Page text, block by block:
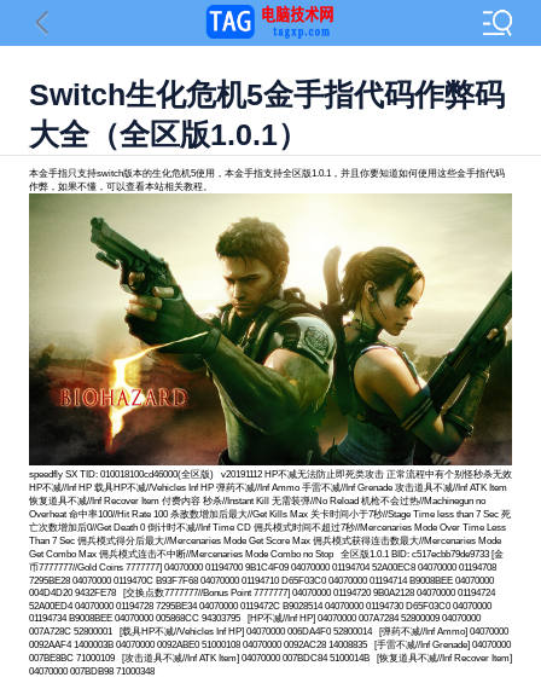
Switch生化危机5金手指代码作弊码
大全（全区版1.0.1）
本金手指只支持switch版本的生化危机5使用，本金手指支持全区版1.0.1，并且你要知道如何使用这些金手指代码
作弊，如果不懂，可以查看本站相关教程。
speedfly SX TID: 010018100cd46000(全区版) v20191112 HP不减无法防止即死类攻击 正常流程中有个别怪秒杀无效
HP不减//Inf HP 载具HP不减//Vehicles Inf HP 弹药不减//Inf Ammo 手雷不减//Inf Grenade 攻击道具不减//Inf ATK Item
恢复道具不减//Inf Recover Item 付费内容 秒杀//Instant Kill 无需装弹//No Reload 机枪不会过热//Machinegun no
Overheat 命中率100//Hit Rate 100 杀敌数增加后最大//Get Kills Max 关卡时间小于7秒//Stage Time less than 7 Sec 死
亡次数增加后0//Get Death 0 倒计时不减//Inf Time CD 佣兵模式时间不超过7秒//Mercenaries Mode Over Time Less
Than 7 Sec 佣兵模式得分后最大//Mercenaries Mode Get Score Max 佣兵模式获得连击数最大//Mercenaries Mode
Get Combo Max 佣兵模式连击不中断//Mercenaries Mode Combo no Stop 全区版1.0.1 BID: c517ecbb79de9733 [金
币7777777//Gold Coins 7777777] 04070000 01194700 9B1C4F09 04070000 01194704 52A00EC8 04070000 01194708
7295BE28 04070000 0119470C B93F7F68 04070000 01194710 D65F03C0 04070000 01194714 B9008BEE 04070000
004D4D20 9432FE78 [交换点数7777777//Bonus Point 7777777] 04070000 01194720 9B0A2128 04070000 01194724
52A00ED4 04070000 01194728 7295BE34 04070000 0119472C B9028514 04070000 01194730 D65F03C0 04070000
01194734 B9008BEE 04070000 005868CC 94303795 [HP不减//Inf HP] 04070000 007A7284 52800009 04070000
007A728C 52800001 [载具HP不减//Vehicles Inf HP] 04070000 006DA4F0 52800014 [弹药不减//Inf Ammo] 04070000
0092AAF4 1400003B 04070000 0092ABE0 51000108 04070000 0092AC28 14008835 [手雷不减//Inf Grenade] 04070000
007BE8BC 71000109 [攻击道具不减//Inf ATK Item] 04070000 007BDC84 5100014B [恢复道具不减//Inf Recover Item]
04070000 007BDB98 71000348